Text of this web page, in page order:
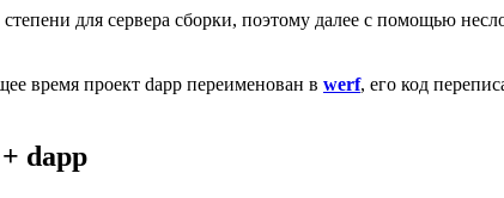
для сервера сборки, поэтому далее с помощью
время проект dapp переименован в werf, его код
dapp